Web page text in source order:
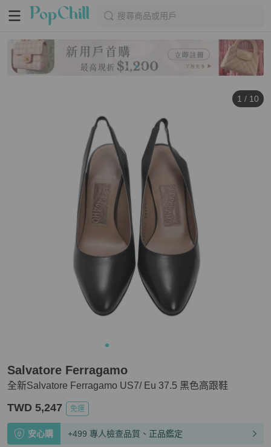
搜尋商品或用戶
1 / 10
全新Salvatore Ferragamo US7/ Eu 37.5 黑色高跟鞋
Salvatore Ferragamo
TWD 5,247 免運
安心購 +499 專人檢查品質、正品鑑定